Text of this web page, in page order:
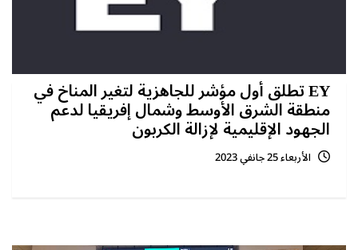
EY تطلق أول مؤشر للجاهزية لتغير المناخ في
منطقة الشرق الأوسط وشمال إفريقيا لدعم
الجهود الإقليمية لإزالة الكربون
الأربعاء 25 جانفي 2023